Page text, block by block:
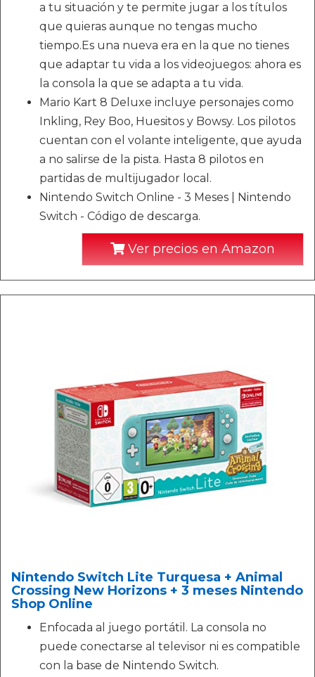
a tu situación y te permite jugar a los títulos
que quieras aunque no tengas mucho
tiempo.Es una nueva era en la que no tienes
que adaptar tu vida a los videojuegos: ahora es
la consola la que se adapta a tu vida.
Mario Kart 8 Deluxe incluye personajes como
Inkling, Rey Boo, Huesitos y Bowsy. Los pilotos
cuentan con el volante inteligente, que ayuda
a no salirse de la pista. Hasta 8 pilotos en
partidas de multijugador local.
Nintendo Switch Online - 3 Meses | Nintendo
Switch - Código de descarga.
Ver precios en Amazon
Nintendo Switch Lite Turquesa + Animal
Crossing New Horizons + 3 meses Nintendo
Shop Online
Enfocada al juego portátil. La consola no
puede conectarse al televisor ni es compatible
con la base de Nintendo Switch.